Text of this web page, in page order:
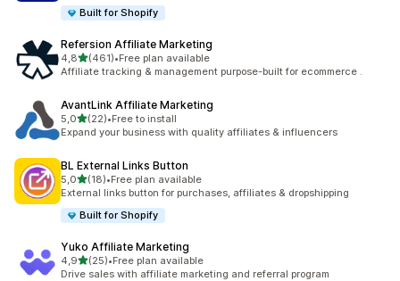
Built for Shopify
Refersion Affiliate Marketing
4,8na 5 gwiazdek
(461)
Łączna liczba recenzji: 461
•Free plan available
Affiliate tracking & management purpose-built for ecommerce .
AvantLink Affiliate Marketing
5,0na 5 gwiazdek
(22)
Łączna liczba recenzji: 22
•Free to install
Expand your business with quality affiliates & influencers
BL External Links Button
5,0na 5 gwiazdek
(18)
Łączna liczba recenzji: 18
•Free plan available
External links button for purchases, affiliates & dropshipping
Built for Shopify
Yuko Affiliate Marketing
4,9na 5 gwiazdek
(25)
Łączna liczba recenzji: 25
•Free plan available
Drive sales with affiliate marketing and referral program